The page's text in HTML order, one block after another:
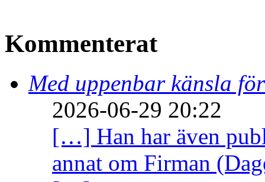
Kommenterat
Med uppenbar känsla
2026-06-29 20:22
[…] Han har även
annat om Firman